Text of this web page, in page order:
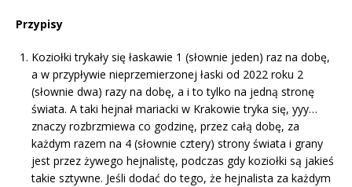
Przypisy
Koziołki trykały się łaskawie 1 (słownie jeden) raz na dobę,
a w przypływie nieprzemierzonej łaski od 2022 roku 2
(słownie dwa) razy na dobę, a i to tylko na jedną stronę
świata. A taki hejnał mariacki w Krakowie tryka się, yyy…
znaczy rozbrzmiewa co godzinę, przez całą dobę, za
każdym razem na 4 (słownie cztery) strony świata i grany
jest przez żywego hejnalistę, podczas gdy koziołki są jakieś
takie sztywne. Jeśli dodać do tego, że hejnalista za każdym